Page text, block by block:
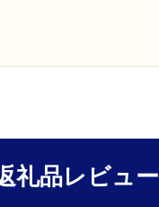
礼品レビュー